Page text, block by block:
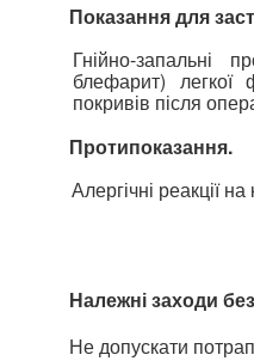
Показання для
Гнійно-запальні
блефарит)
покривів після
Протипоказання.
Алергічні реакції
Належні заходи
Не допускати